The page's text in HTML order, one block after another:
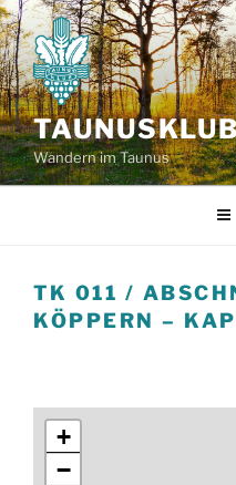
Zum
Inhalt
springen
Wandern im Taunus
TK 011 /
KÖPPERN –
+
−